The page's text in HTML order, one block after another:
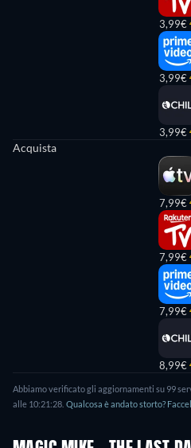
3,99€
3,99€
3,99€
Acquista
7,99€
7,99€
7,99€
8,99€
Abbiamo verificato gli aggiornamenti su 99
alle 10:21:28. Qualcosa è andato storto?